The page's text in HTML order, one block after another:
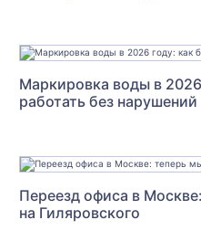
Маркировка воды в
работать без нарушений
Переезд офиса в
на Гиляровского